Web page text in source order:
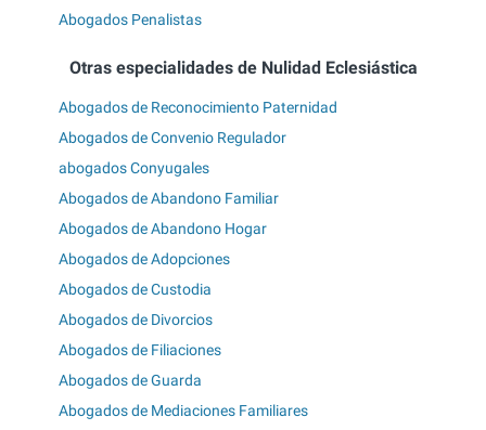
Abogados Penalistas
Otras especialidades de Nulidad Eclesiástica
Abogados de Reconocimiento Paternidad
Abogados de Convenio Regulador
abogados Conyugales
Abogados de Abandono Familiar
Abogados de Abandono Hogar
Abogados de Adopciones
Abogados de Custodia
Abogados de Divorcios
Abogados de Filiaciones
Abogados de Guarda
Abogados de Mediaciones Familiares